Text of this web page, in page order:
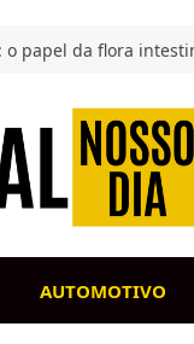
AUTOMOTIVO